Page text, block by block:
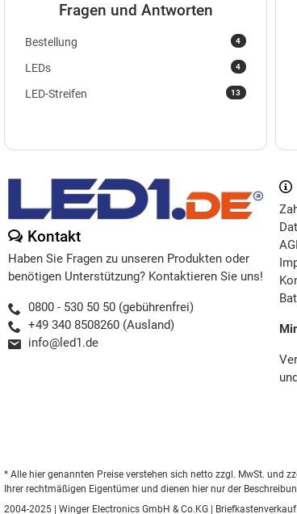
Fragen und Antworten
4
Bestellung
4
LEDs
13
LED-Streifen
Kontakt
Haben Sie Fragen zu unseren Produkten oder
benötigen Unterstützung? Kontaktieren Sie uns!
0800 - 530 50 50 (gebührenfrei)
+49 340 8508260 (Ausland)
info@led1.de
* Alle hier genannten Preise verstehen sich netto zzgl. MwSt. und
Ihrer rechtmäßigen Eigentümer und dienen hier nur der
2004-2025 | Winger Electronics GmbH & Co.KG | Briefkastenverkauf